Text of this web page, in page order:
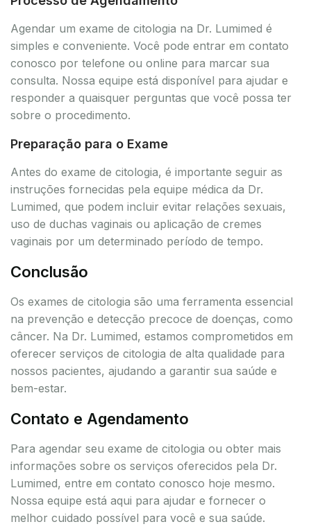
Agendar um exame de citologia na Dr. Lumimed é
simples e conveniente. Você pode entrar em contato
conosco por telefone ou online para marcar sua
consulta. Nossa equipe está disponível para ajudar e
responder a quaisquer perguntas que você possa ter
sobre o procedimento.
Preparação para o Exame
Antes do exame de citologia, é importante seguir as
instruções fornecidas pela equipe médica da Dr.
Lumimed, que podem incluir evitar relações sexuais,
uso de duchas vaginais ou aplicação de cremes
vaginais por um determinado período de tempo.
Conclusão
Os exames de citologia são uma ferramenta essencial
na prevenção e detecção precoce de doenças, como
câncer. Na Dr. Lumimed, estamos comprometidos em
oferecer serviços de citologia de alta qualidade para
nossos pacientes, ajudando a garantir sua saúde e
bem-estar.
Contato e Agendamento
Para agendar seu exame de citologia ou obter mais
informações sobre os serviços oferecidos pela Dr.
Lumimed, entre em contato conosco hoje mesmo.
Nossa equipe está aqui para ajudar e fornecer o
melhor cuidado possível para você e sua saúde.